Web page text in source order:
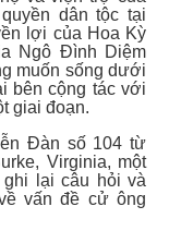
dân tộc tại
lợi của Hoa Kỳ
Ngô Đình Diệm
muốn sống dưới
bên cộng tác với
giai đoạn.
Đàn số 104 từ
Virginia, một
lại câu hỏi và
vấn đề cử ông